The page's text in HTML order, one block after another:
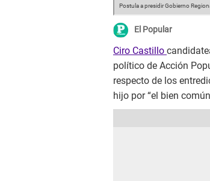
Postula a presidir Gobierno
El Popular
Ciro Castillo
político de Acción
respecto de los
hijo por “el bien